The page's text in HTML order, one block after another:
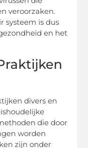
veroorzaken.
systeem is dus
en het
divers en
die door
worden
zijn onder